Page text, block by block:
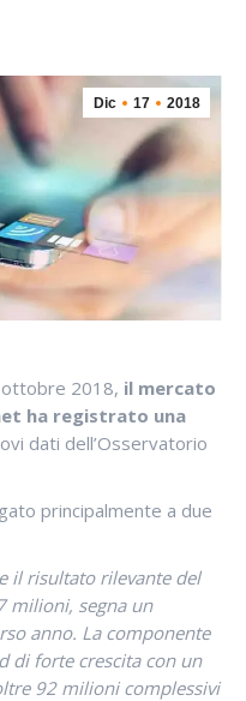
Dic 17 2018
ottobre 2018, il mercato
ha registrato una
dati dell’Osservatorio
principalmente a due
il risultato rilevante del
milioni, segna un
anno. La componente
di forte crescita con un
92 milioni complessivi